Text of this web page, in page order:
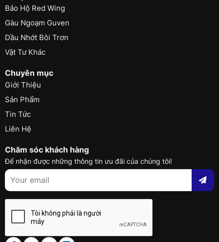
Bảo Hộ Red Wing
Gàu Ngoạm Guven
Dầu Nhớt Bôi Trơn
Vật Tư Khác
Chuyên mục
Giới Thiệu
Sản Phẩm
Tin Tức
Liên Hệ
Chăm sóc khách hàng
Để nhận được những thông tin ưu đãi của chúng tôi!